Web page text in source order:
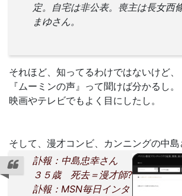
定。自宅は非公表。喪主は長女西
まゆさん。
それほど、知ってるわけではないけど、
『ムーミンの声』って聞けば分かるし。
映画やテレビでもよく目にしたし。
そして、漫才コンビ、カンニングの中島
訃報：中島忠幸さん
３５歳 死去＝漫才師?
訃報：MSN毎日インタ